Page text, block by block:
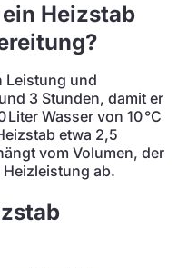
Heizstab
Leistung und
3 Stunden, damit er
Wasser von 10 °C
etwa 2,5
vom Volumen, der
ab.